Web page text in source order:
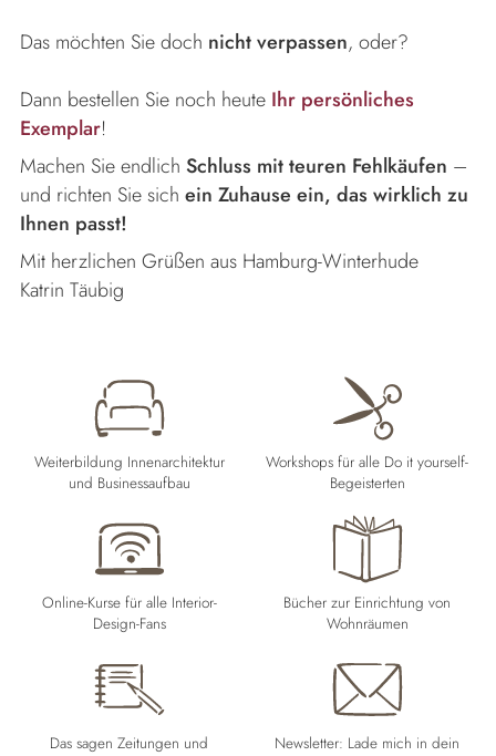
Das möchten Sie doch nicht verpassen, oder?
Dann bestellen Sie noch heute Ihr persönliches
Exemplar!
Machen Sie endlich Schluss mit teuren Fehlkäufen –
und richten Sie sich ein Zuhause ein, das wirklich zu
Ihnen passt!
Mit herzlichen Grüßen aus Hamburg-Winterhude
Katrin Täubig
Weiterbildung Innenarchitektur
und Businessaufbau
Workshops für alle Do it yourself-
Begeisterten
Online-Kurse für alle Interior-
Design-Fans
Bücher zur Einrichtung von
Wohnräumen
Das sagen Zeitungen und
Newsletter: Lade mich in dein